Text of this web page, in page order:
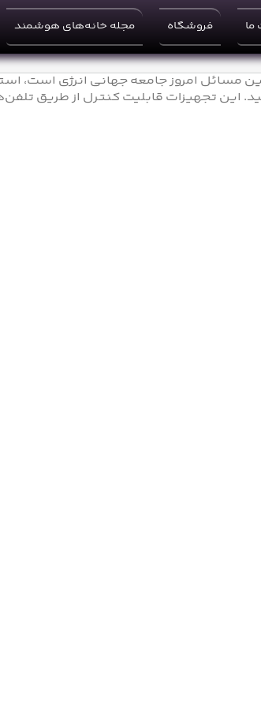
ما فروشگاه مجله خانه‌های هوشمند
امروز جامعه جهانی انرژی است،
تجهیزات قابلیت کنترل از طریق